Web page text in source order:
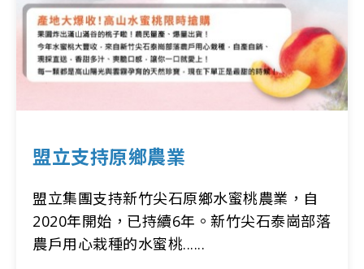
盟立支持原鄉農業
盟立集團支持新竹尖石原鄉水蜜桃農業，自
2020年開始，已持續6年。新竹尖石泰崗部落
農戶用心栽種的水蜜桃......